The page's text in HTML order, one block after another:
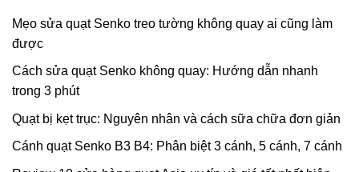
Mẹo sửa quạt Senko treo tường không quay ai cũng làm
được
Cách sửa quạt Senko không quay: Hướng dẫn nhanh
trong 3 phút
Quạt bị kẹt trục: Nguyên nhân và cách sữa chữa đơn giản
Cánh quạt Senko B3 B4: Phân biệt 3 cánh, 5 cánh, 7 cánh